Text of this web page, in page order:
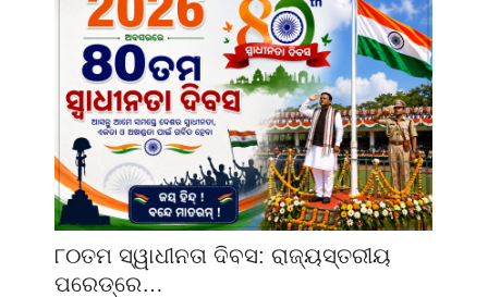
୮୦ତମ ସ୍ୱାଧୀନତା ଦିବସ: ରାଜ୍ୟସ୍ତରୀୟ
ପରେଡ୍‌ରେ…